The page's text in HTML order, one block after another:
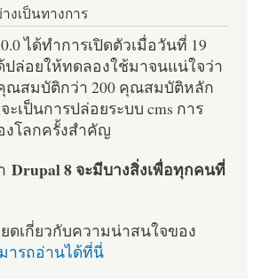
งเป็นทางการ
ได้ทำการเปิดตัวเมื่อวันที่ 19
ปล่อยให้ทดลองใช้มาจนแน่ใจว่า
ณสมบัติกว่า 200 คุณสมบัติหลัก
ะเป็นการปล่อยระบบ cms การ
งโลกครั้งสำคัญ
Drupal 8 จะมีบางสิ่งเพื่อทุกคนที่
ดเกี่ยวกับความน่าสนใจของ
ารถอ่านได้ที่นี่